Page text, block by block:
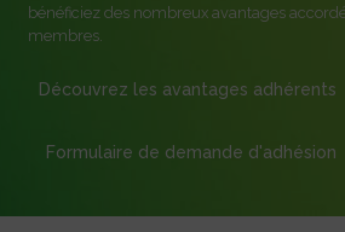
bénéficiez des nombreux avantages
membres.
Découvrez les avantages adhérents
Formulaire de demande d'adhésion